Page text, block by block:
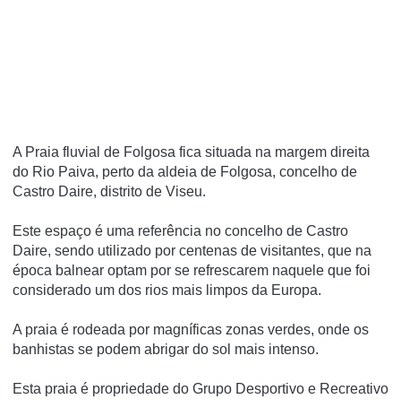
A Praia fluvial de Folgosa fica situada na margem direita
do Rio Paiva, perto da aldeia de Folgosa, concelho de
Castro Daire, distrito de Viseu.
Este espaço é uma referência no concelho de Castro
Daire, sendo utilizado por centenas de visitantes, que na
época balnear optam por se refrescarem naquele que foi
considerado um dos rios mais limpos da Europa.
A praia é rodeada por magní­ficas zonas verdes, onde os
banhistas se podem abrigar do sol mais intenso.
Esta praia é propriedade do Grupo Desportivo e Recreativo